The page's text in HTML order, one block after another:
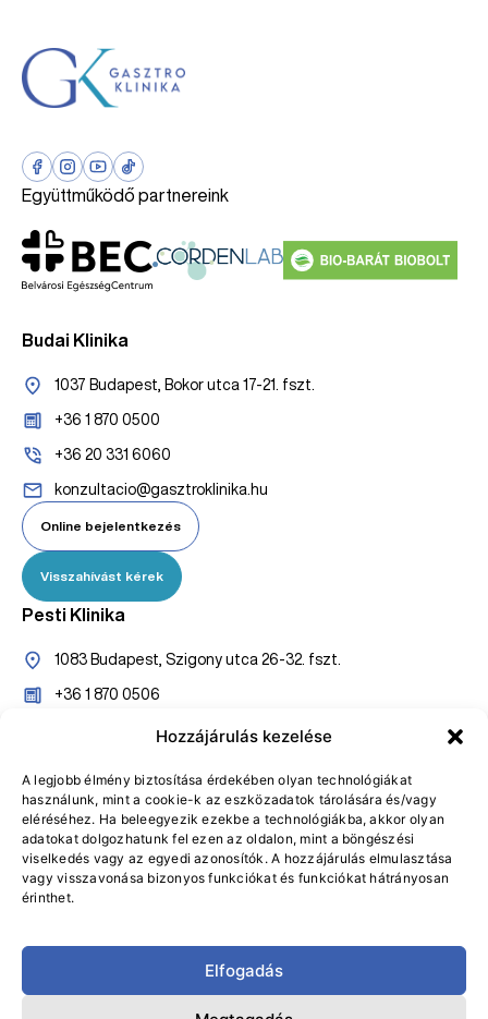
Hozzájárulás kezelése
A legjobb élmény biztosítása érdekében olyan technológiákat
használunk, mint a cookie-k az eszközadatok tárolására és/vagy
eléréséhez. Ha beleegyezik ezekbe a technológiákba, akkor olyan
adatokat dolgozhatunk fel ezen az oldalon, mint a böngészési
viselkedés vagy az egyedi azonosítók. A hozzájárulás elmulasztása
vagy visszavonása bizonyos funkciókat és funkciókat hátrányosan
érinthet.
Elfogadás
Együttműködő partnereink
Budai Klinika
1037 Budapest, Bokor utca 17-21. fszt.
+36 1 870 0500
+36 20 331 6060
konzultacio@gasztroklinika.hu
Online bejelentkezés
Visszahívást kérek
Pesti Klinika
1083 Budapest, Szigony utca 26-32. fszt.
+36 1 870 0506
+36 20 527 7005
Online bejelentkezés
Visszahívást kérek
Adatvédelmi Tájékoztató
Általános Szerződési Feltételek